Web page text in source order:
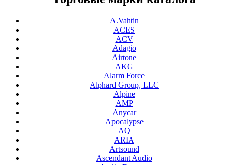
A.Vahtin
ACES
ACV
Adagio
Airtone
AKG
Alarm Force
Alphard Group, LLC
Alpine
AMP
Anycar
Apocalypse
AQ
ARIA
Artsound
Ascendant Audio